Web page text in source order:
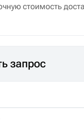
стоимость
запрос